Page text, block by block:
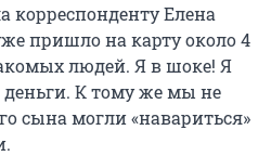
корреспонденту Елена
пришло на карту около 4
людей. Я в шоке! Я
деньги. К тому же мы не
сына могли «навариться»